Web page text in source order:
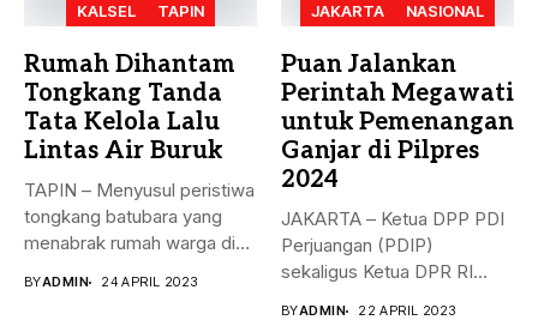
KALSEL TAPIN
Rumah Dihantam
Tongkang Tanda
Tata Kelola Lalu
Lintas Air Buruk
TAPIN – Menyusul peristiwa
tongkang batubara yang
menabrak rumah warga di
BYADMIN 24 APRIL 2023
JAKARTA NASIONAL
Puan Jalankan
Perintah Megawati
untuk Pemenangan
Ganjar di Pilpres
2024
JAKARTA – Ketua DPP PDI
Perjuangan (PDIP)
sekaligus Ketua DPR RI
BYADMIN 22 APRIL 2023